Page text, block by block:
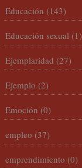
Educación (143)
Educación sexual (1)
Ejemplaridad (27)
Ejemplo (2)
Emoción (0)
empleo (37)
emprendimiento (0)